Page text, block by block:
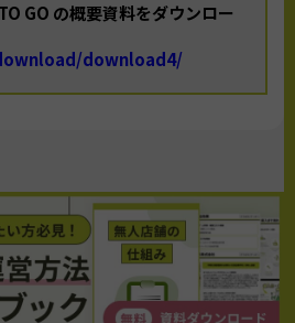
GO の概要資料をダウンロー
download4/